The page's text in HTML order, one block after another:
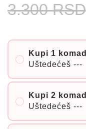
3.300RSD
Kupi 1 komad
Uštedećeš ---
Kupi 2
Uštedećeš ---